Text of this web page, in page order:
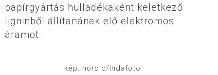
papírgyártás hulladékaként keletkező
ligninből állítanának elő elektromos
áramot.
kép: norpic/indafoto